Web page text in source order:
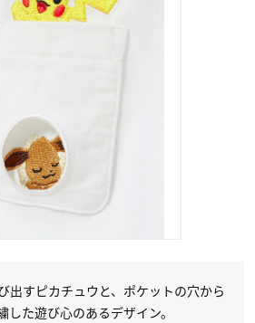
出すピカチュウと、ポケットの穴から
た遊び心のあるデザイン。